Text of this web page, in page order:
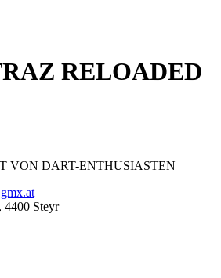
RELOADED
VON DART-ENTHUSIASTEN
4400 Steyr